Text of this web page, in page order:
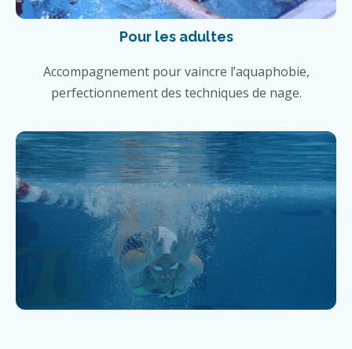
Pour les adultes
Accompagnement pour vaincre l’aquaphobie,
perfectionnement des techniques de nage.